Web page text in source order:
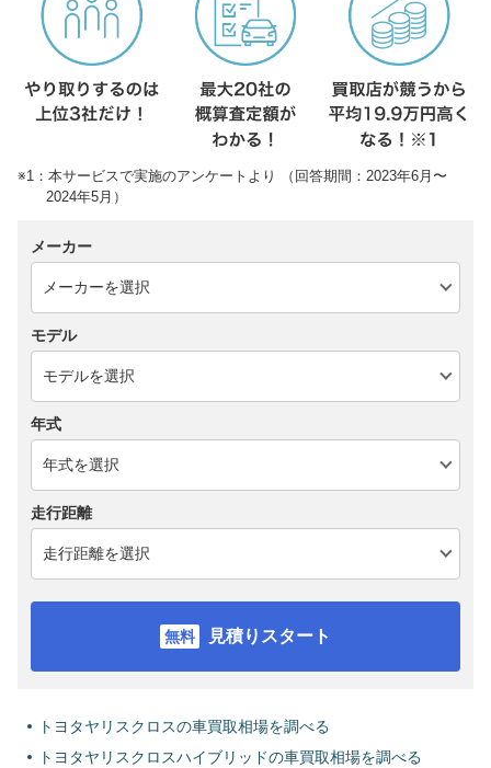
※1：本サービスで実施のアンケートより （回答期間：2023年6月〜
2024年5月）
メーカー
モデル
年式
走行距離
見積りスタート
トヨタヤリスクロスの車買取相場を調べる
トヨタヤリスクロスハイブリッドの車買取相場を調べる